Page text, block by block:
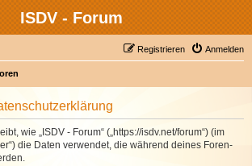
ISDV - Forum
Anmelden
Registrieren
wie „ISDV - Forum“ („https://isdv.net/forum“) (im
die Daten verwendet, die während deines Foren-